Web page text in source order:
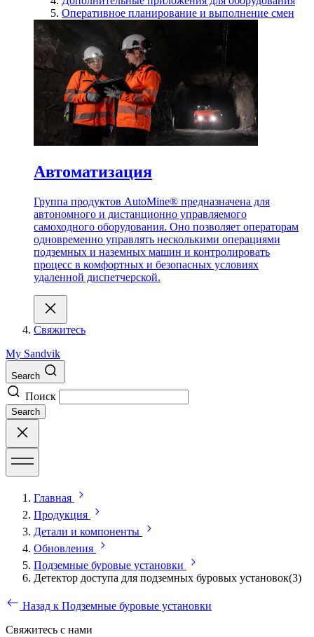
Оперативное планирование и выполнение смен
Автоматизация
Группа продуктов AutoMine® предназначена для
автономного и дистанционно управляемого
самоходного оборудования. Оно позволяет операторам
одновременно управлять несколькими операциями
подземных и наземных машин и контролировать
процесс в комфортных и безопасных условиях
удаленной диспетчерской.
Свяжитесь
My Sandvik
Search
Поиск
Search
Главная
Продукция
Детали и компоненты
Обновления
Подземные буровые установки
Детектор доступа для подземных буровых установок(3)
Назад к Подземные буровые установки
Свяжитесь с нами